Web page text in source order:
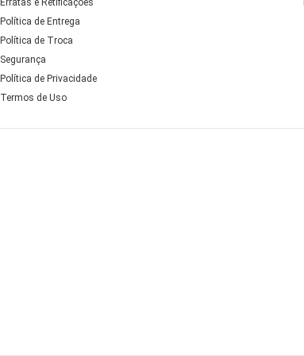
Erratas e Retificações
Política de Entrega
Política de Troca
Segurança
Política de Privacidade
Termos de Uso